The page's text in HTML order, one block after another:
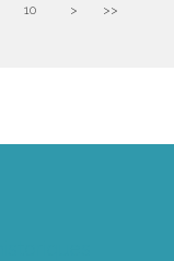
10 > >>